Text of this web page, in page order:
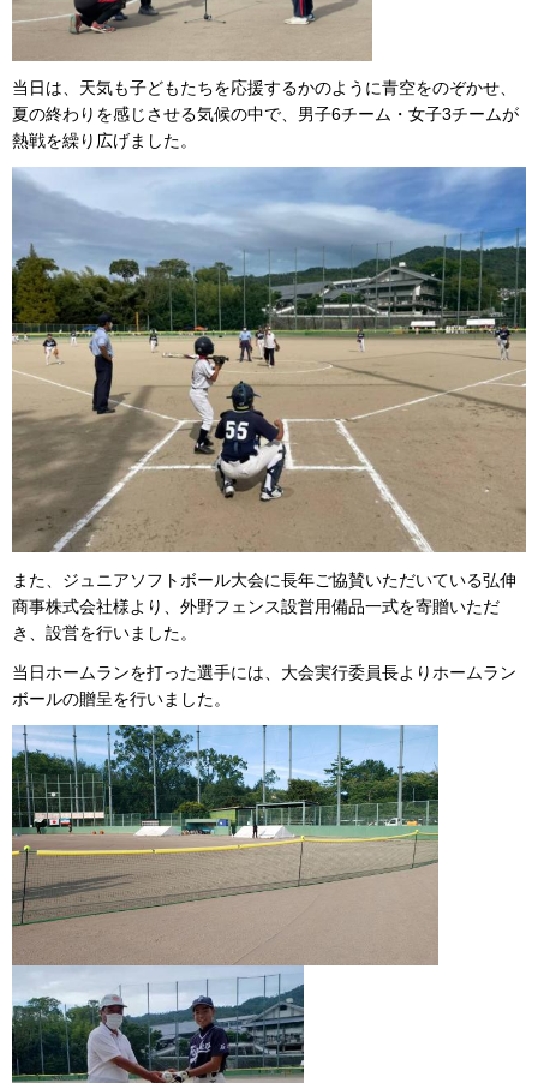
当日は、天気も子どもたちを応援するかのように青空をのぞかせ、
夏の終わりを感じさせる気候の中で、男子6チーム・女子3チームが
熱戦を繰り広げました。
また、ジュニアソフトボール大会に長年ご協賛いただいている弘伸
商事株式会社様より、外野フェンス設営用備品一式を寄贈いただ
き、設営を行いました。
当日ホームランを打った選手には、大会実行委員長よりホームラン
ボールの贈呈を行いました。